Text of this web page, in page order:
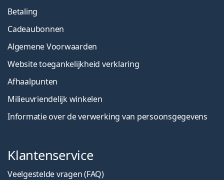
Betaling
Cadeaubonnen
Algemene Voorwaarden
Website toegankelijkheid verklaring
Afhaalpunten
Milieuvriendelijk winkelen
Informatie over de verwerking van persoonsgegevens
Klantenservice
Veelgestelde vragen (FAQ)